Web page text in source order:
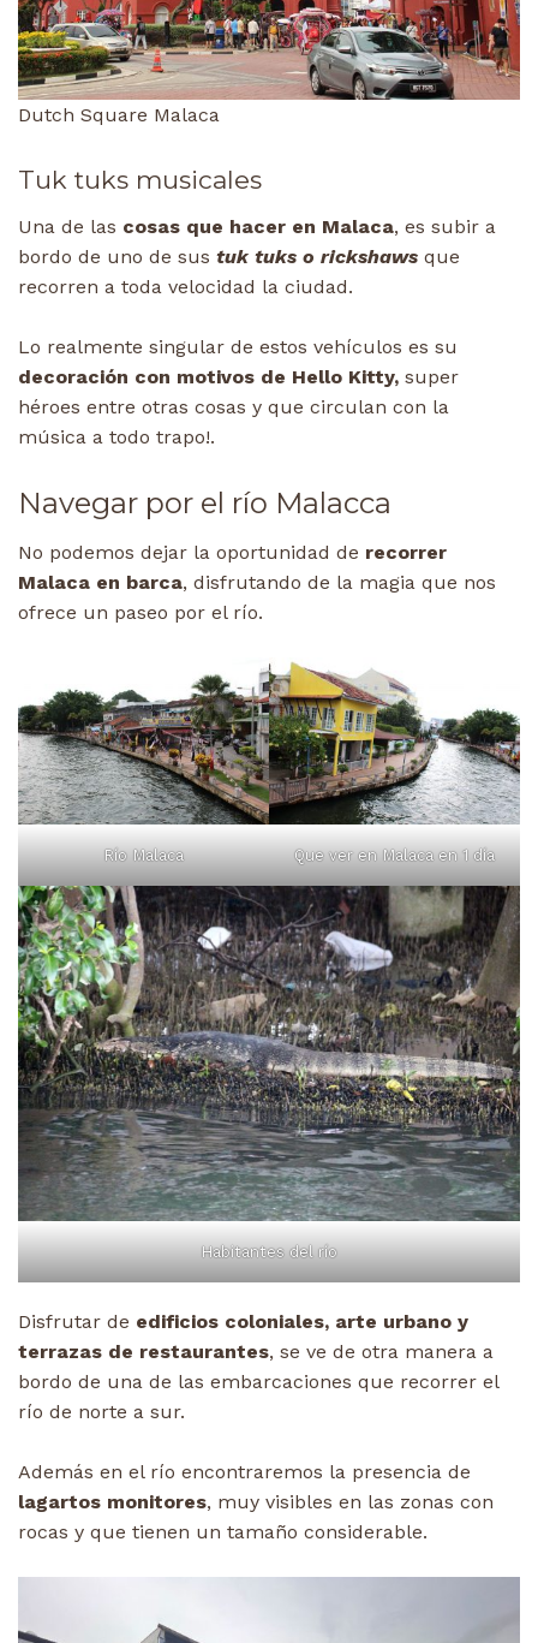
Dutch Square Malaca
Tuk tuks musicales
Una de las cosas que hacer en Malaca, es subir a
bordo de uno de sus tuk tuks o rickshaws que
recorren a toda velocidad la ciudad.
Lo realmente singular de estos vehículos es su
decoración con motivos de Hello Kitty, super
héroes entre otras cosas y que circulan con la
música a todo trapo!.
Navegar por el río Malacca
No podemos dejar la oportunidad de recorrer
Malaca en barca, disfrutando de la magia que nos
ofrece un paseo por el río.
Río Malaca Que ver en Malaca en 1 día
Habitantes del río
Disfrutar de edificios coloniales, arte urbano y
terrazas de restaurantes, se ve de otra manera a
bordo de una de las embarcaciones que recorrer el
río de norte a sur.
Además en el río encontraremos la presencia de
lagartos monitores, muy visibles en las zonas con
rocas y que tienen un tamaño considerable.